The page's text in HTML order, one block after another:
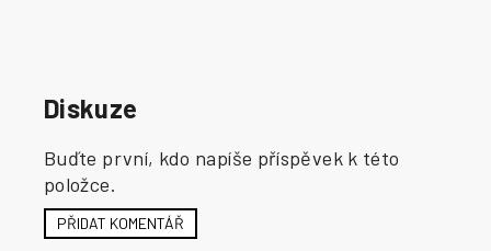
Diskuze
Buďte první, kdo napíše příspěvek k této
položce.
PŘIDAT KOMENTÁŘ